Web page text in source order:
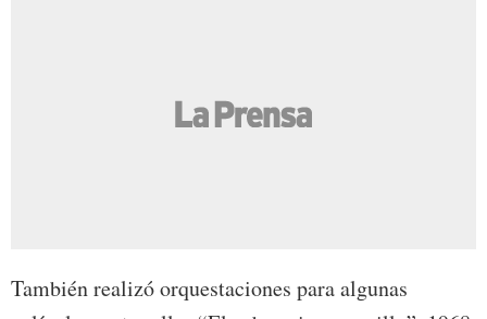
También realizó orquestaciones para algunas